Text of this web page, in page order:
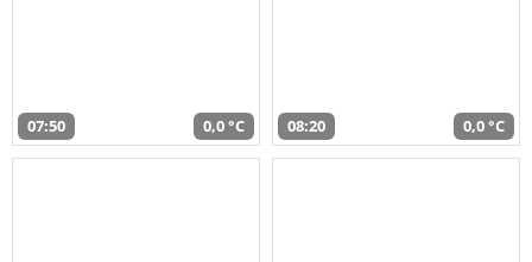
07:50 0,0 °C 08:20 0,0 °C